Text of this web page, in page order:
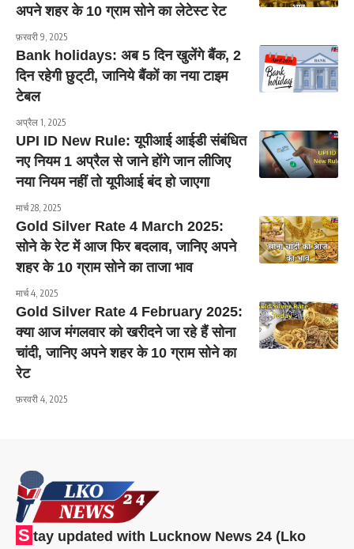
अपने शहर के 10 ग्राम सोने का लेटेस्ट रेट
फ़रवरी 9, 2025
Bank holidays: अब 5 दिन खुलेंगे बैंक, 2
दिन रहेगी छुट्‌टी, जानिये बैंकों का नया टाइम
टेबल
अप्रैल 1, 2025
UPI ID New Rule: यूपीआई आईडी संबंधित
नए नियम 1 अप्रैल से जाने होंगे जान लीजिए
नया नियम नहीं तो यूपीआई बंद हो जाएगा
मार्च 28, 2025
Gold Silver Rate 4 March 2025:
सोने के रेट में आज फिर बदलाव, जानिए अपने
शहर के 10 ग्राम सोने का ताजा भाव
मार्च 4, 2025
Gold Silver Rate 4 February 2025:
क्या आज मंगलवार को खरीदने जा रहे हैं सोना
चांदी, जानिए अपने शहर के 10 ग्राम सोने का
रेट
फ़रवरी 4, 2025
S tay updated with Lucknow News 24 (Lko